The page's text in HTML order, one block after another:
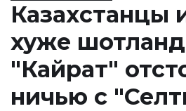
Казахстанцы
хуже
"Кайрат"
ничью с